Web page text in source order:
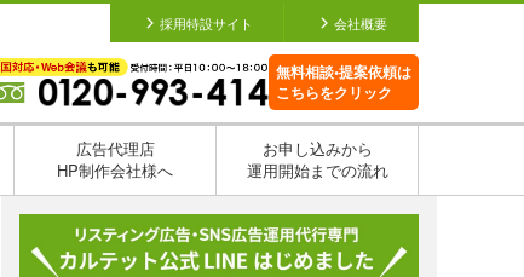
採用特設サイト 会社概要
無料相談•提案依頼は
こちらをクリック
広告代理店
HP制作会社様へ
お申し込みから
運用開始までの流れ